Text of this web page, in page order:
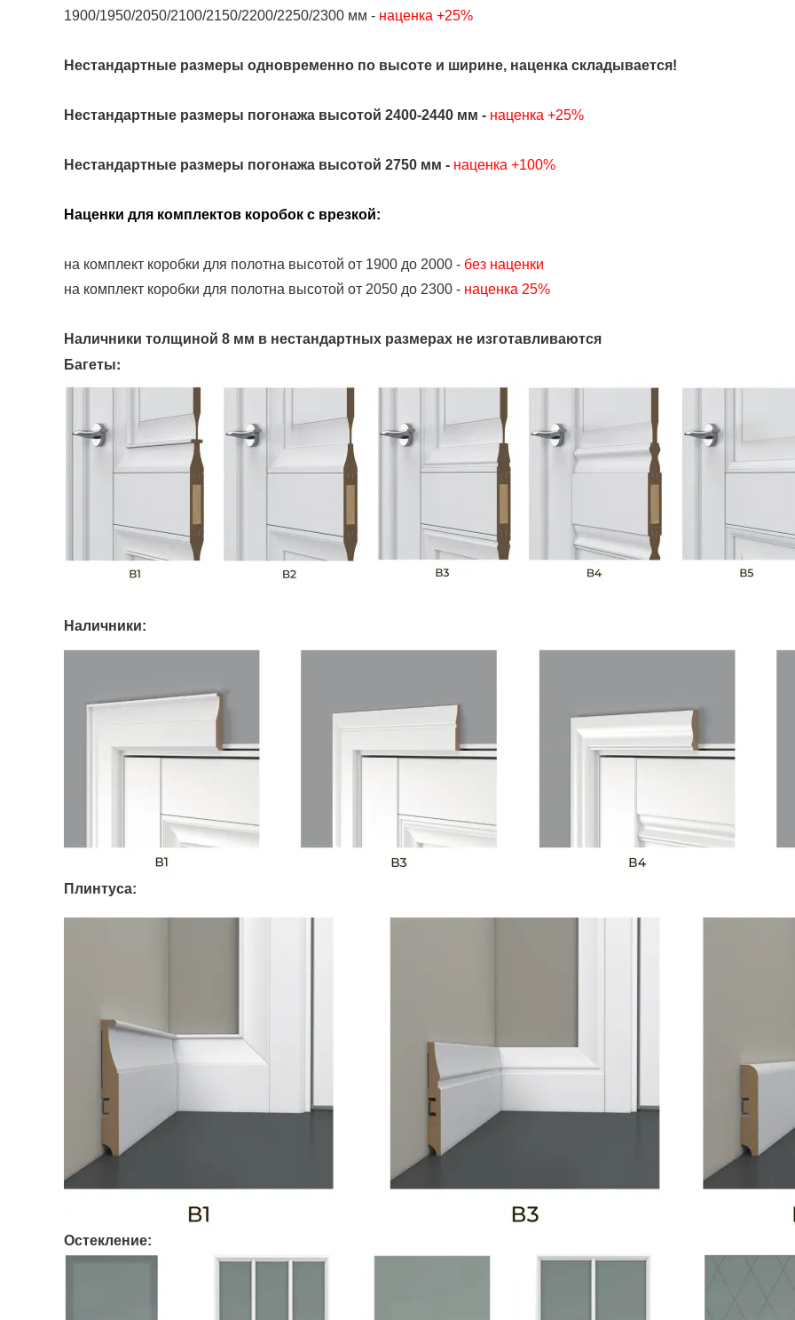
1900/1950/2050/2100/2150/2200/2250/2300 мм - наценка +25%
Нестандартные размеры одновременно по высоте и ширине, наценка складывается!
Нестандартные размеры погонажа высотой 2400-2440 мм - наценка +25%
Нестандартные размеры погонажа высотой 2750 мм - наценка +100%
Наценки для комплектов коробок с врезкой:
на комплект коробки для полотна высотой от 1900 до 2000 - без наценки
на комплект коробки для полотна высотой от 2050 до 2300 - наценка 25%
Наличники толщиной 8 мм в нестандартных размерах не изготавливаются
Багеты:
Наличники:
Плинтуса:
Остекление: